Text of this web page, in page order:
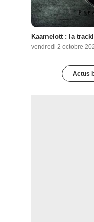
Kaamelott : la
vendredi 2 octobre
Actus